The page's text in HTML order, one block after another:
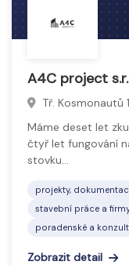
A4C project
Tř. Kosmonautů
Máme deset let
čtyř let fungování
stovku…
projekty,
stavební práce a
poradenské a
Zobrazit detail